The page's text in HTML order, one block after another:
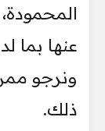
عنها بما
ونرجو
ذلك.